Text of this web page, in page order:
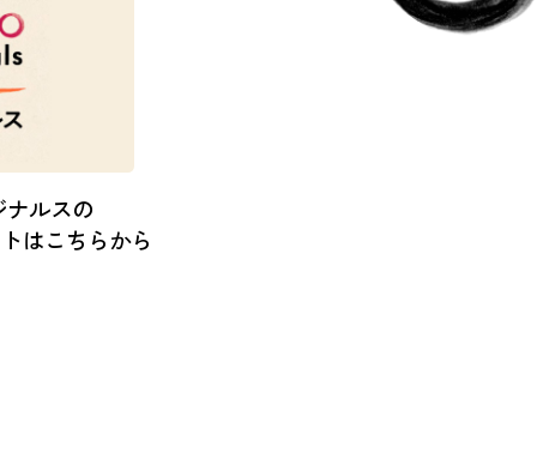
ナルスの
はこちらから